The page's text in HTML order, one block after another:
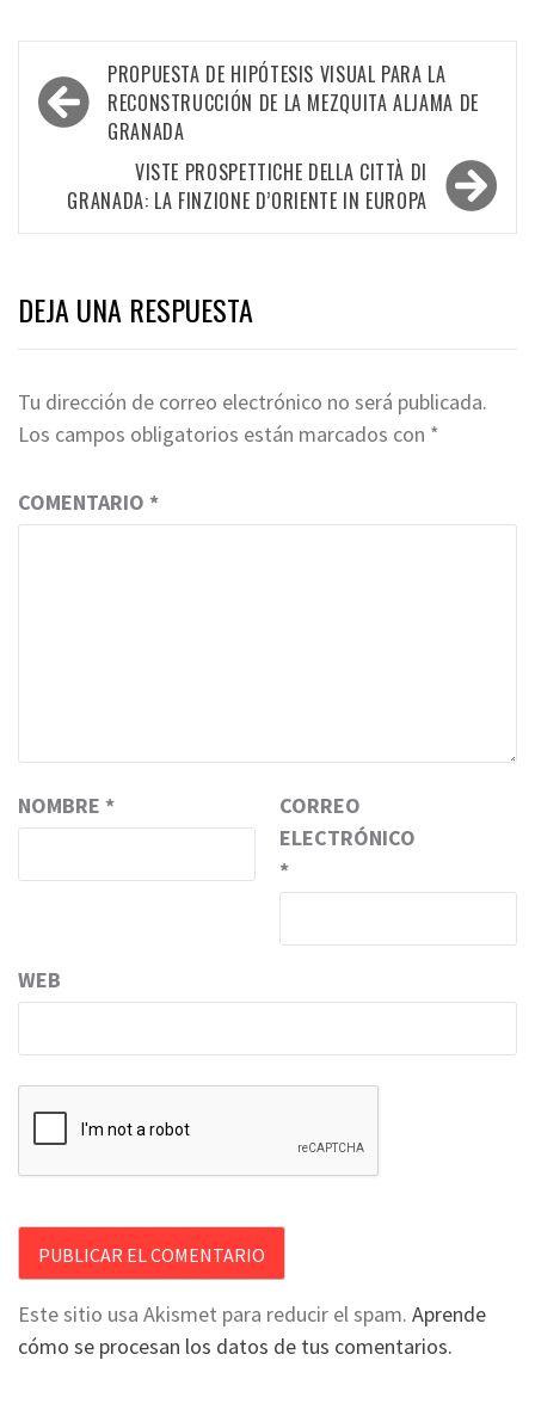
Navegación
de
entradas
PROPUESTA DE HIPÓTESIS VISUAL PARA LA
RECONSTRUCCIÓN DE LA MEZQUITA ALJAMA DE
GRANADA
VISTE PROSPETTICHE DELLA CITTÀ DI
GRANADA: LA FINZIONE D’ORIENTE IN EUROPA
DEJA UNA RESPUESTA
Tu dirección de correo electrónico no será publicada.
Los campos obligatorios están marcados con *
COMENTARIO *
NOMBRE *
CORREO
ELECTRÓNICO
*
WEB
Este sitio usa Akismet para reducir el spam. Aprende
cómo se procesan los datos de tus comentarios.